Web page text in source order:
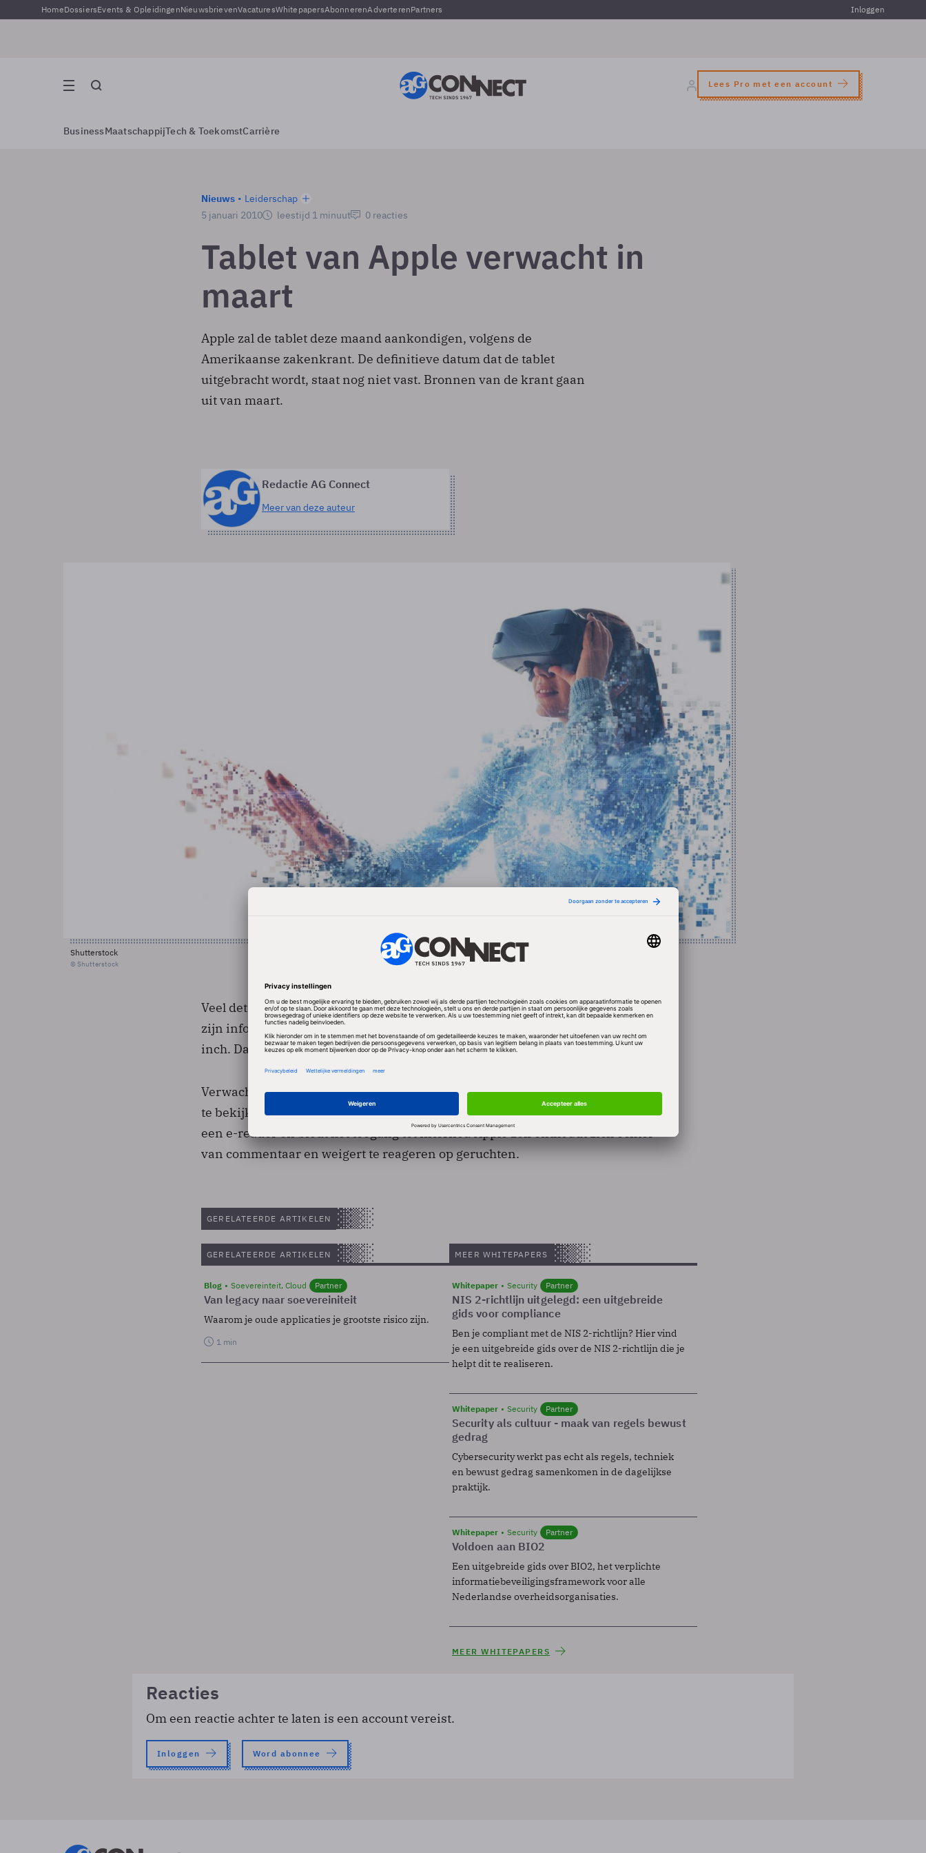
HomeDossiersEvents & OpleidingenNieuwsbrievenVacaturesWhitepapersAbonnerenAdverterenPartners Inloggen
Lees Pro met een account
BusinessMaatschappijTech & ToekomstCarrière
Nieuws
Leiderschap
5 januari 2010
leestijd 1 minuut 0 reacties
Tablet van Apple verwacht in
maart
Apple zal de tablet deze maand aankondigen, volgens de
Amerikaanse zakenkrant. De definitieve datum dat de tablet
uitgebracht wordt, staat nog niet vast. Bronnen van de krant gaan
uit van maart.
Redactie AG Connect
Meer van deze auteur
Shutterstock
© Shutterstock
Veel details zijn nog onduidelijk, maar de Wall Street Journal stelt dat volgens
zijn informanten de tablet voorzien is van een scherm tussen de 10 en 11
inch. Daarmee lijkt het apparaat meer richting laptops dan de iPhone te gaan.
Verwacht wordt dat de tablet bedoeld is om films en televisieprogramma’s op
te bekijken en games op te spelen. Daarnaast functioneert het apparaat als
een e-reader en biedt het toegang tot internet. Apple zelf onthoudt zich echter
van commentaar en weigert te reageren op geruchten.
GERELATEERDE ARTIKELEN
GERELATEERDE ARTIKELEN
Blog Soevereinteit, Cloud Partner
Van legacy naar soevereiniteit
Waarom je oude applicaties je grootste risico zijn.
1 min
MEER WHITEPAPERS
Whitepaper Security Partner
NIS 2-richtlijn uitgelegd: een uitgebreide
gids voor compliance
Ben je compliant met de NIS 2-richtlijn? Hier vind
je een uitgebreide gids over de NIS 2-richtlijn die je
helpt dit te realiseren.
Whitepaper Security Partner
Security als cultuur - maak van regels bewust
gedrag
Cybersecurity werkt pas echt als regels, techniek
en bewust gedrag samenkomen in de dagelijkse
praktijk.
Whitepaper Security Partner
Voldoen aan BIO2
Een uitgebreide gids over BIO2, het verplichte
informatiebeveiligingsframework voor alle
Nederlandse overheidsorganisaties.
MEER WHITEPAPERS
Reacties
Om een reactie achter te laten is een account vereist.
Inloggen Word abonnee